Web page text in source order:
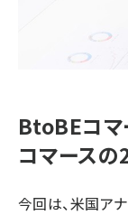
BtoBEコマ
コマース
今回は、米国ア